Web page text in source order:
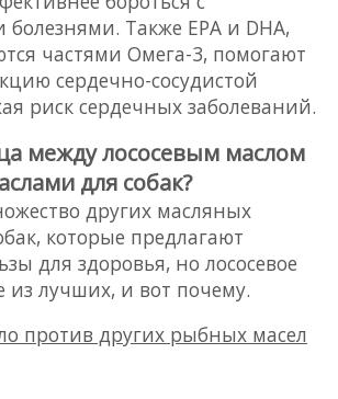
Также EPA и DHA,
частями Омега-3, помогают
сердечно-сосудистой
риск сердечных заболеваний.
между лососевым маслом
для собак?
других масляных
которые предлагают
для здоровья, но лососевое
из лучших, и вот почему.
против других рыбных масел